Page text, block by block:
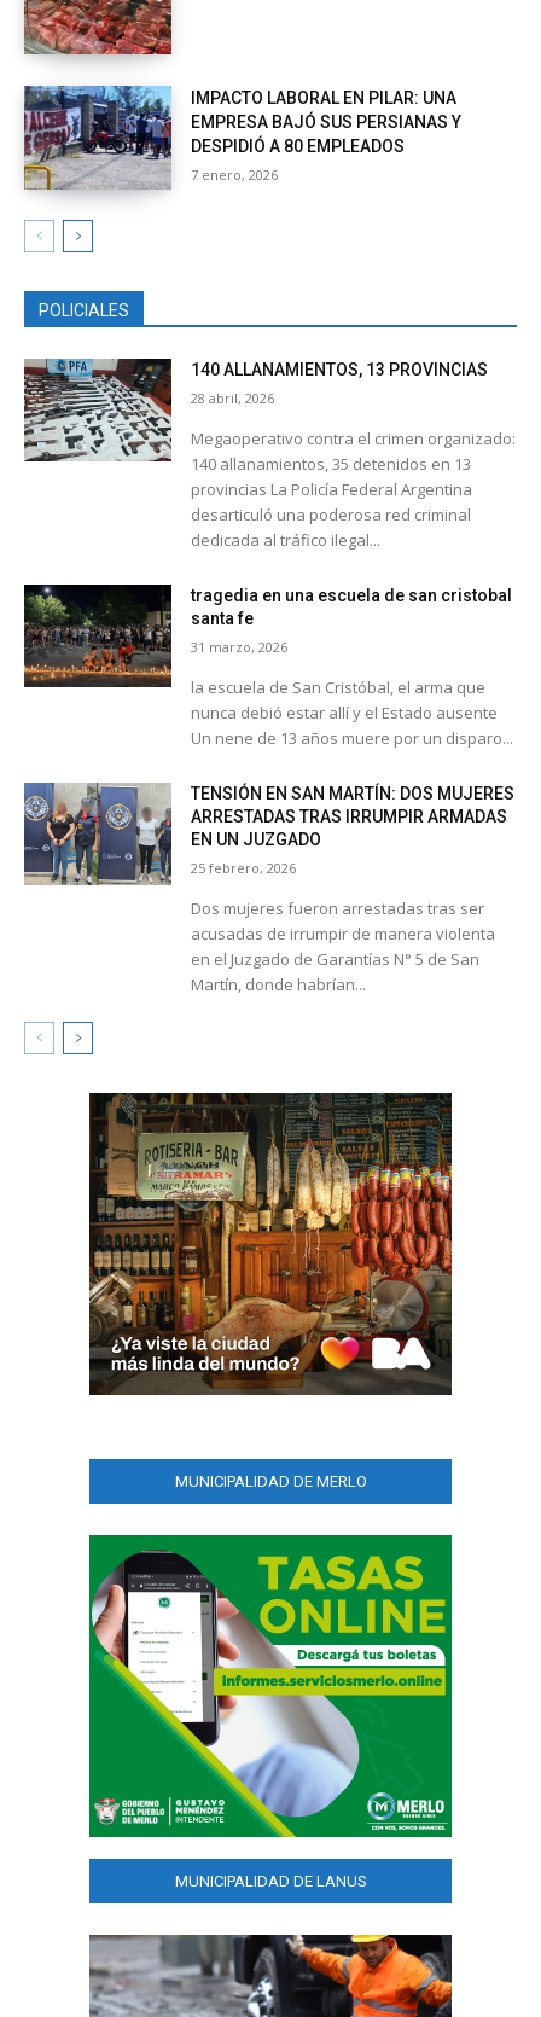
IMPACTO LABORAL EN PILAR: UNA
EMPRESA BAJÓ SUS PERSIANAS Y
DESPIDIÓ A 80 EMPLEADOS
7 enero, 2026
POLICIALES
140 ALLANAMIENTOS, 13 PROVINCIAS
28 abril, 2026
Megaoperativo contra el crimen organizado:
140 allanamientos, 35 detenidos en 13
provincias La Policía Federal Argentina
desarticuló una poderosa red criminal
dedicada al tráfico ilegal...
tragedia en una escuela de san cristobal
santa fe
31 marzo, 2026
la escuela de San Cristóbal, el arma que
nunca debió estar allí y el Estado ausente
Un nene de 13 años muere por un disparo...
TENSIÓN EN SAN MARTÍN: DOS MUJERES
ARRESTADAS TRAS IRRUMPIR ARMADAS
EN UN JUZGADO
25 febrero, 2026
Dos mujeres fueron arrestadas tras ser
acusadas de irrumpir de manera violenta
en el Juzgado de Garantías N° 5 de San
Martín, donde habrían...
MUNICIPALIDAD DE MERLO
MUNICIPALIDAD DE LANUS